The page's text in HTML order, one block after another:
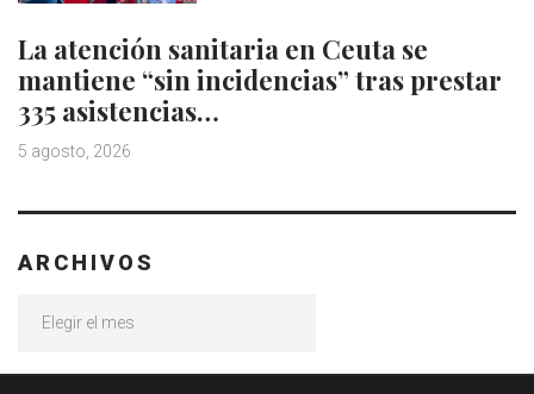
La atención sanitaria en Ceuta se
mantiene “sin incidencias” tras prestar
335 asistencias…
5 agosto, 2026
ARCHIVOS